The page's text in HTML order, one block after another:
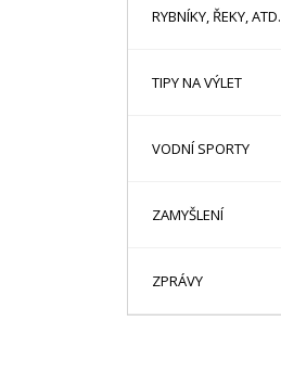
RYBNÍKY, ŘEKY, ATD.
TIPY NA VÝLET
VODNÍ SPORTY
ZAMYŠLENÍ
ZPRÁVY